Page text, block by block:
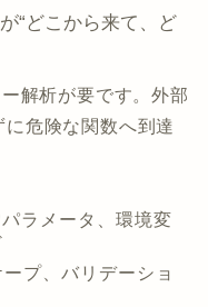
“どこから来て、ど
解析が要です。外部
危険な関数へ到達
ラメータ、環境変
プ、バリデーショ